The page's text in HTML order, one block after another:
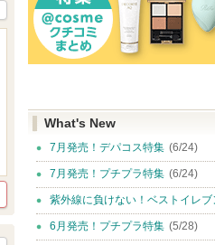
What's New
7月発売！デパコス特集 (6/24)
7月発売！プチプラ特集 (6/24)
紫外線に負けない！ベストイレブ
6月発売！プチプラ特集 (5/28)